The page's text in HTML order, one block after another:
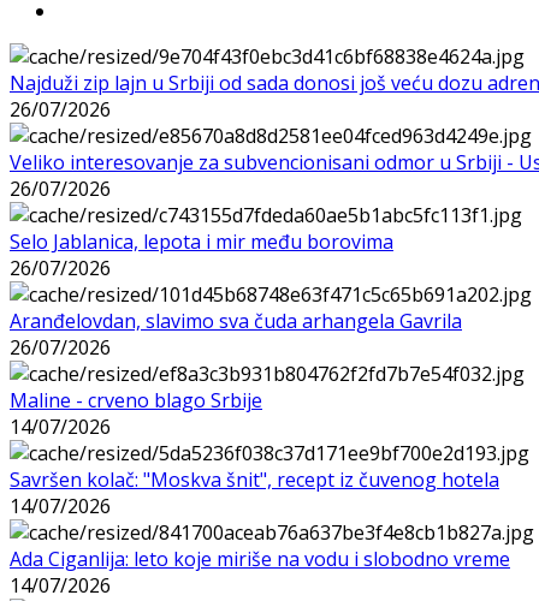
Najduži zip lajn u Srbiji od sada donosi još veću dozu
26/07/2026
Veliko interesovanje za subvencionisani odmor u Srbiji -
26/07/2026
Selo Jablanica, lepota i mir među borovima
26/07/2026
Aranđelovdan, slavimo sva čuda arhangela Gavrila
26/07/2026
Maline - crveno blago Srbije
14/07/2026
Savršen kolač: "Moskva šnit", recept iz čuvenog hotela
14/07/2026
Ada Ciganlija: leto koje miriše na vodu i slobodno vreme
14/07/2026